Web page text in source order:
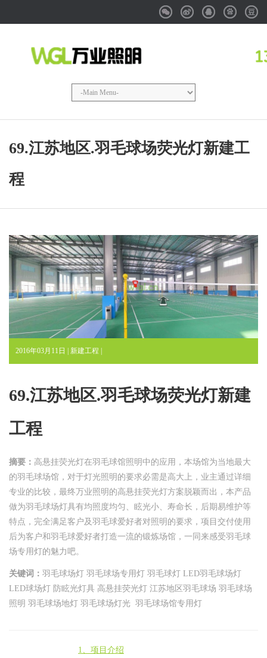
WeixinWeibo QQ Baidu
69.江苏地区.羽毛球场荧光灯新建工
程
2016年03月11日 | 新建工程 |
69.江苏地区.羽毛球场荧光灯新建
工程
摘要： 高悬挂荧光灯在羽毛球馆照明中的应用，本场馆为当地最大
的羽毛球场馆，对于灯光照明的要求必需是高大上，业主通过详细
专业的比较，最终万业照明的高悬挂荧光灯方案脱颖而出，本产品
做为羽毛球场灯具有均照度均匀、眩光小、寿命长，后期易维护等
特点，完全满足客户及羽毛球爱好者对照明的要求，项目交付使用
后为客户和羽毛球爱好者打造一流的锻炼场馆，一同来感受羽毛球
场专用灯的魅力吧。
关键词： 羽毛球场灯 羽毛球场专用灯 羽毛球灯 LED羽毛球场灯
LED球场灯 防眩光灯具 高悬挂荧光灯 江苏地区羽毛球场 羽毛球场
照明 羽毛球场地灯 羽毛球场灯光 羽毛球场馆专用灯
1、项目介绍